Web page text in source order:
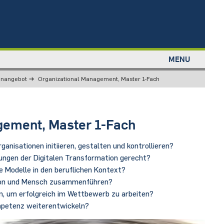
MENU
Organizational Management, Master 1-Fach
Master 1-Fach
initiieren, gestalten und kontrollieren?
der Digitalen Transformation gerecht?
in den beruflichen Kontext?
und Mensch zusammenführen?
um erfolgreich im Wettbewerb zu arbeiten?
weiterentwickeln?